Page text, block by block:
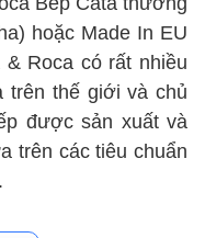
hoặc Made In EU
Roca có rất nhiều
trên thế giới và chủ
được sản xuất và
trên các tiêu chuẩn